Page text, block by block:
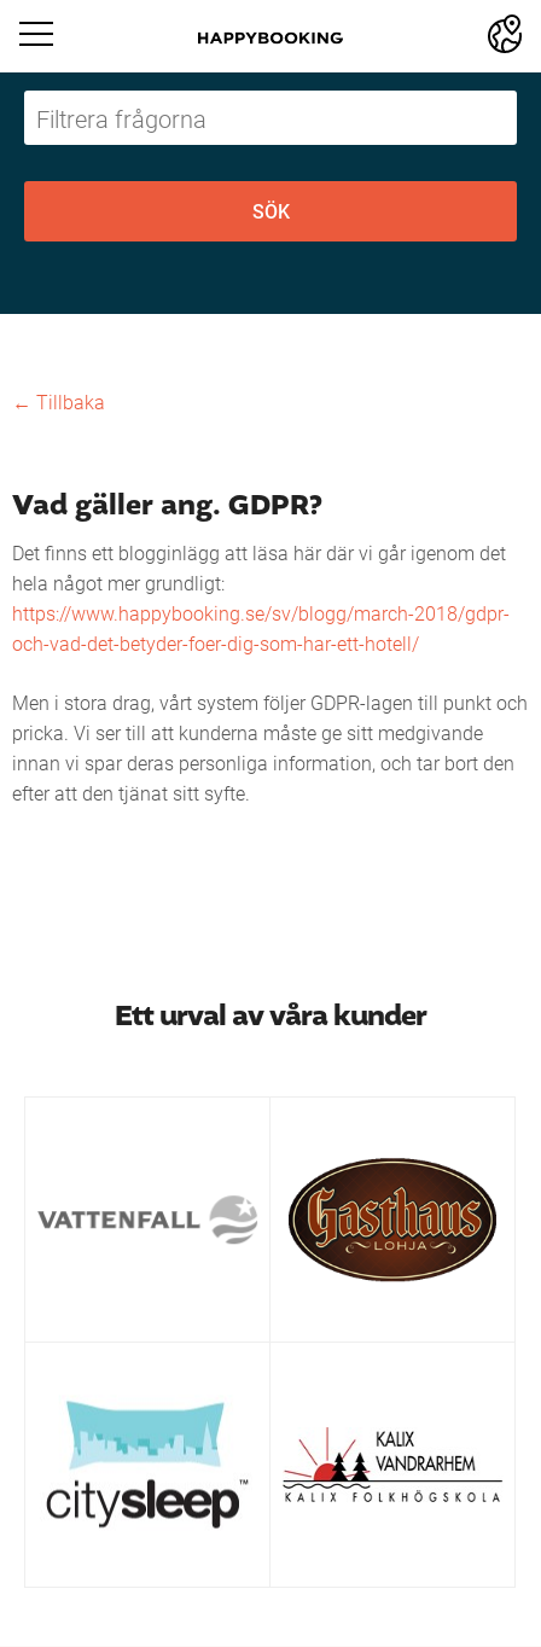
← Tillbaka
Vad gäller ang. GDPR?
Det finns ett blogginlägg att läsa här där vi går igenom det
hela något mer grundligt:
https://www.happybooking.se/sv/blogg/march-2018/gdpr-
och-vad-det-betyder-foer-dig-som-har-ett-hotell/
Men i stora drag, vårt system följer GDPR-lagen till punkt och
pricka. Vi ser till att kunderna måste ge sitt medgivande
innan vi spar deras personliga information, och tar bort den
efter att den tjänat sitt syfte.
Ett urval av våra kunder